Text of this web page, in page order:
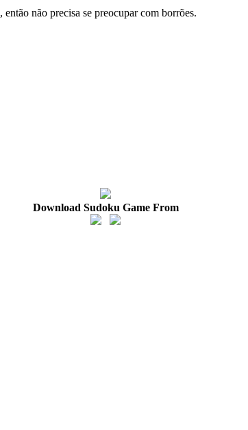
não precisa se preocupar com borrões.
Download Sudoku Game From